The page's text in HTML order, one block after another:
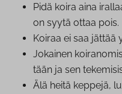
Pidä koira aina
on syytä ottaa pois.
Koiraa ei saa jättää
Jokainen
tään ja sen
Älä heitä keppejä,